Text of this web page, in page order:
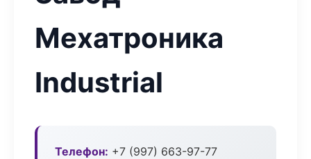
Мехатроника
Industrial
Телефон: +7 (997) 663-97-77